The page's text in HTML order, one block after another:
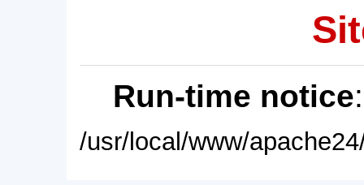
Run-time notice
/usr/local/www/